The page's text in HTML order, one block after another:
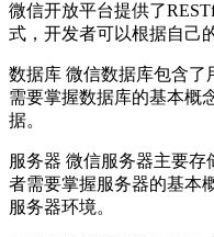
微信开放平台提供了
式，开发者可以根据自己
数据库 微信数据库包含
需要掌握数据库的基本概
据。
服务器 微信服务器主要
者需要掌握服务器的基本
服务器环境。